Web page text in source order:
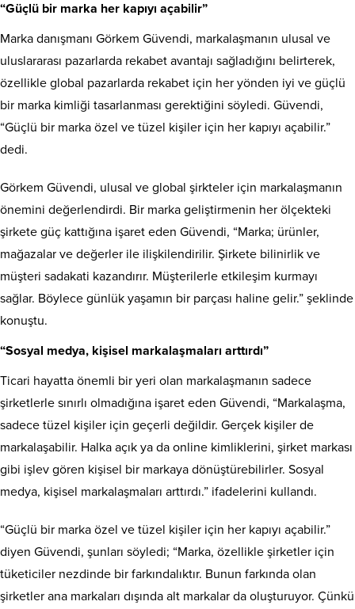
“Güçlü bir marka her kapıyı açabilir”
Marka danışmanı Görkem Güvendi, markalaşmanın ulusal ve
uluslararası pazarlarda rekabet avantajı sağladığını belirterek,
özellikle global pazarlarda rekabet için her yönden iyi ve güçlü
bir marka kimliği tasarlanması gerektiğini söyledi. Güvendi,
“Güçlü bir marka özel ve tüzel kişiler için her kapıyı açabilir.”
dedi.
Görkem Güvendi, ulusal ve global şirkteler için markalaşmanın
önemini değerlendirdi. Bir marka geliştirmenin her ölçekteki
şirkete güç kattığına işaret eden Güvendi, “Marka; ürünler,
mağazalar ve değerler ile ilişkilendirilir. Şirkete bilinirlik ve
müşteri sadakati kazandırır. Müşterilerle etkileşim kurmayı
sağlar. Böylece günlük yaşamın bir parçası haline gelir.” şeklinde
konuştu.
“Sosyal medya, kişisel markalaşmaları arttırdı”
Ticari hayatta önemli bir yeri olan markalaşmanın sadece
şirketlerle sınırlı olmadığına işaret eden Güvendi, “Markalaşma,
sadece tüzel kişiler için geçerli değildir. Gerçek kişiler de
markalaşabilir. Halka açık ya da online kimliklerini, şirket markası
gibi işlev gören kişisel bir markaya dönüştürebilirler. Sosyal
medya, kişisel markalaşmaları arttırdı.” ifadelerini kullandı.
“Güçlü bir marka özel ve tüzel kişiler için her kapıyı açabilir.”
diyen Güvendi, şunları söyledi; “Marka, özellikle şirketler için
tüketiciler nezdinde bir farkındalıktır. Bunun farkında olan
şirketler ana markaları dışında alt markalar da oluşturuyor. Çünkü